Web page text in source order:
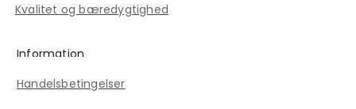
Kvalitet og bæredygtighed
Information
Handelsbetingelser